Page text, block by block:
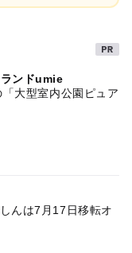
ンドumie
大型室内公園ピュア
んは7月17日移転オ